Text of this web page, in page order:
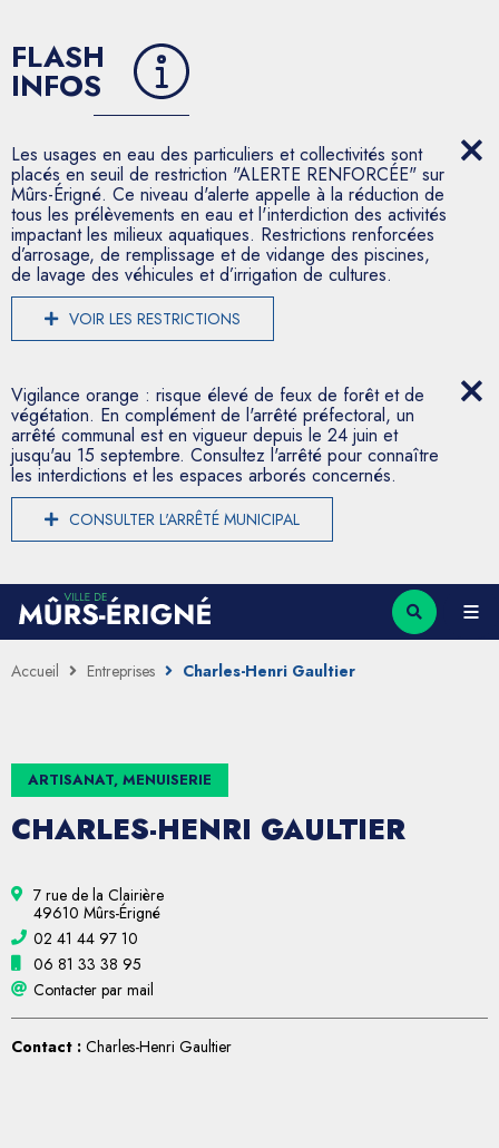
FLASH
INFOS
Les usages en eau des particuliers et collectivités sont
placés en seuil de restriction "ALERTE RENFORCÉE" sur
Mûrs-Érigné. Ce niveau d'alerte appelle à la réduction de
tous les prélèvements en eau et l'interdiction des activités
impactant les milieux aquatiques. Restrictions renforcées
d’arrosage, de remplissage et de vidange des piscines,
de lavage des véhicules et d’irrigation de cultures.
VOIR LES RESTRICTIONS
Vigilance orange : risque élevé de feux de forêt et de
végétation. En complément de l'arrêté préfectoral, un
arrêté communal est en vigueur depuis le 24 juin et
jusqu'au 15 septembre. Consultez l'arrêté pour connaître
les interdictions et les espaces arborés concernés.
CONSULTER L'ARRÊTÉ MUNICIPAL
Accueil Entreprises Charles-Henri Gaultier
ARTISANAT, MENUISERIE
CHARLES-HENRI GAULTIER
7 rue de la Clairière
49610 Mûrs-Érigné
02 41 44 97 10
06 81 33 38 95
Contacter par mail
Contact : Charles-Henri Gaultier